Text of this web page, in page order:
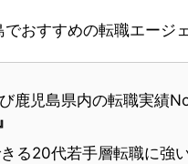
おすすめの転職エージ
鹿児島県内の転職実績
る20代若手層転職に強